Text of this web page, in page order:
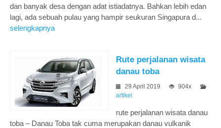
dan banyak desa dengan adat istiadatnya. Bahkan lebih edan
lagi, ada sebuah pulau yang hampir seukuran Singapura d...
selengkapnya
Rute perjalanan wisata
danau toba
29 April 2019
904x
artikel
rute perjalanan wisata danau
toba – Danau Toba tak cuma merupakan danau vulkanik